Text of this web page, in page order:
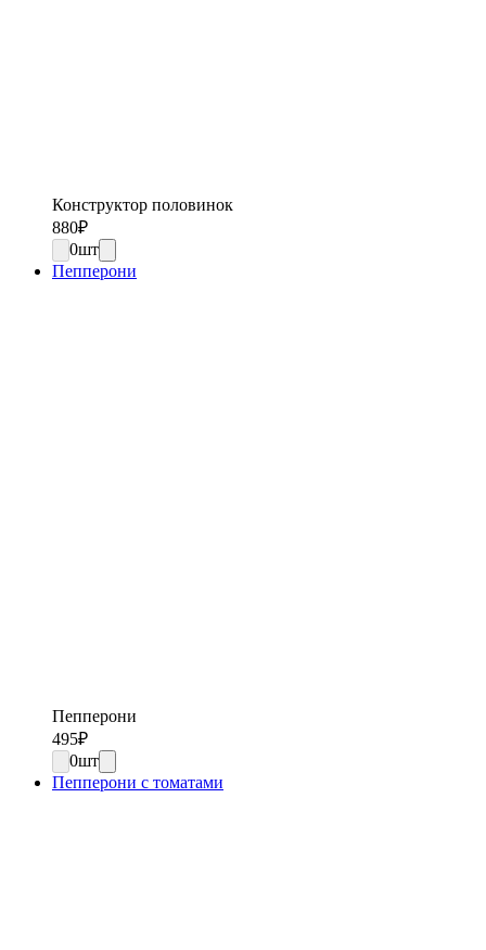
Конструктор половинок
880₽
0шт
Пепперони
Пепперони
495₽
0шт
Пепперони с томатами